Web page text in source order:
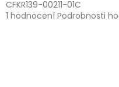
CFKR139-00211-01C
Průměrné
1 hodnocení Podrobnosti